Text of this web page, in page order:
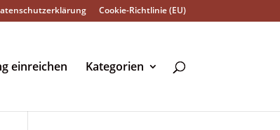
Cookie-Richtlinie (EU)
einreichen Kategorien